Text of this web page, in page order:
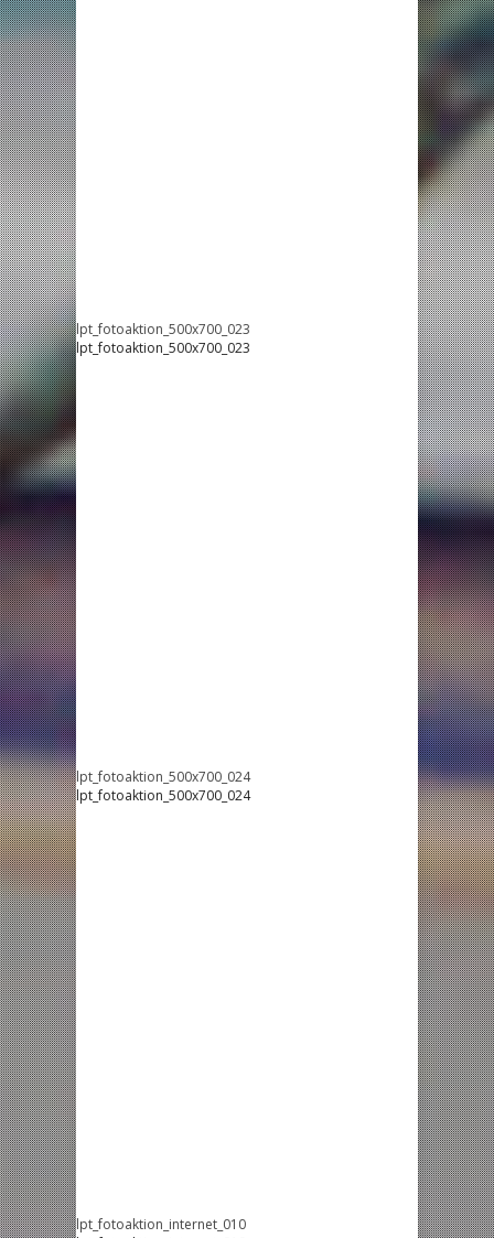
lpt_fotoaktion_500x700_023
lpt_fotoaktion_500x700_023
lpt_fotoaktion_500x700_024
lpt_fotoaktion_500x700_024
lpt_fotoaktion_internet_010